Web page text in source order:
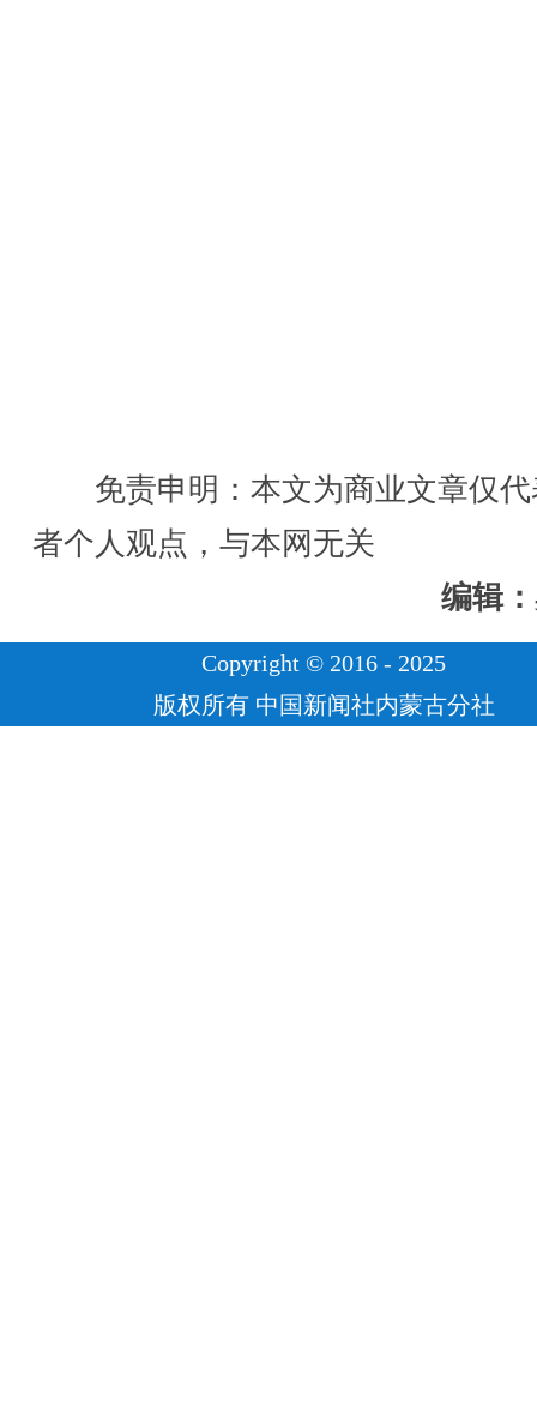
免责申明：本文为商业文章仅代
者个人观点，与本网无关
编辑
Copyright © 2016 - 2025
版权所有 中国新闻社内蒙古分社